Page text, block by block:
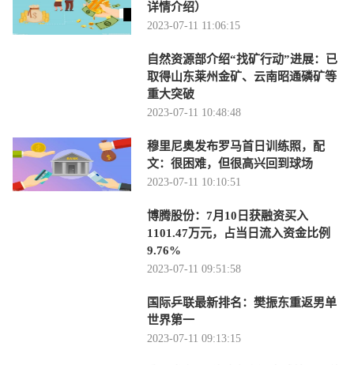
详情介绍）
2023-07-11 11:06:15
自然资源部介绍“找矿行动”进展：已
取得山东莱州金矿、云南昭通磷矿等
重大突破
2023-07-11 10:48:48
穆里尼奥发布罗马首日训练照，配
文：很困难，但很高兴回到球场
2023-07-11 10:10:51
博腾股份：7月10日获融资买入
1101.47万元，占当日流入资金比例
9.76%
2023-07-11 09:51:58
国际乒联最新排名：樊振东重返男单
世界第一
2023-07-11 09:13:15